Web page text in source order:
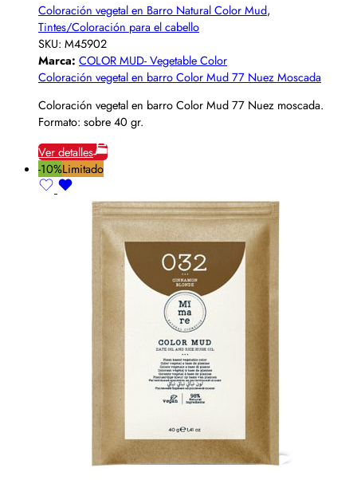
Coloración vegetal en Barro Natural Color Mud,
Tintes/Coloración para el cabello
SKU: M45902
Marca: COLOR MUD- Vegetable Color
Coloración vegetal en barro Color Mud 77 Nuez Moscada
Coloración vegetal en barro Color Mud 77 Nuez moscada.
Formato: sobre 40 gr.
Ver detalles
-10%Limitado